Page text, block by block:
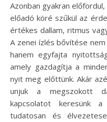
Azonban gyakran
előadó köré szűkül az
értékes dallam, ritmus
A zenei ízlés bővítése
hanem egyfajta
amely gazdagítja a
nyit meg előttünk. Akár
unjuk a megszokott
kapcsolatot keresünk
tudatosan és